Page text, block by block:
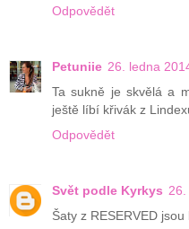
Odpovědět
Petuniie 26. ledna
Ta sukně je skvělá a
ještě líbí křivák z
Odpovědět
Svět podle Kyrkys
Šaty z RESERVED